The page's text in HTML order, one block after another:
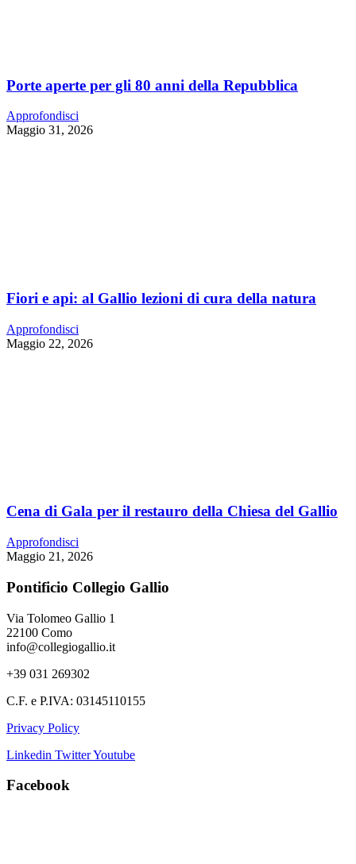
Porte aperte per gli 80 anni della Repubblica
Approfondisci
Maggio 31, 2026
Fiori e api: al Gallio lezioni di cura della natura
Approfondisci
Maggio 22, 2026
Cena di Gala per il restauro della Chiesa del Gallio
Approfondisci
Maggio 21, 2026
Pontificio Collegio Gallio
Via Tolomeo Gallio 1
22100 Como
info@collegiogallio.it
+39 031 269302
C.F. e P.IVA: 03145110155
Privacy Policy
Linkedin TwitterYoutube
Facebook